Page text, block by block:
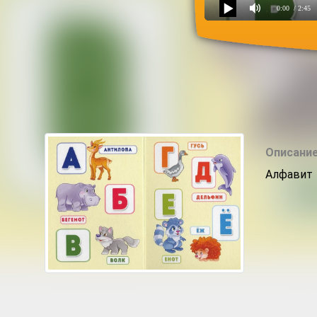
0:00 / 2:45
Алфавит